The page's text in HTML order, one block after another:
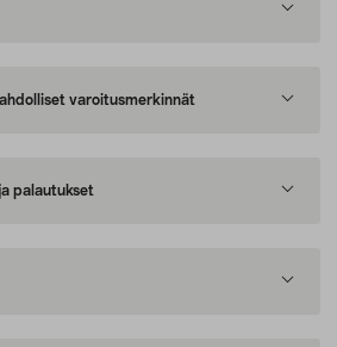
varoitusmerkinnät
palautukset